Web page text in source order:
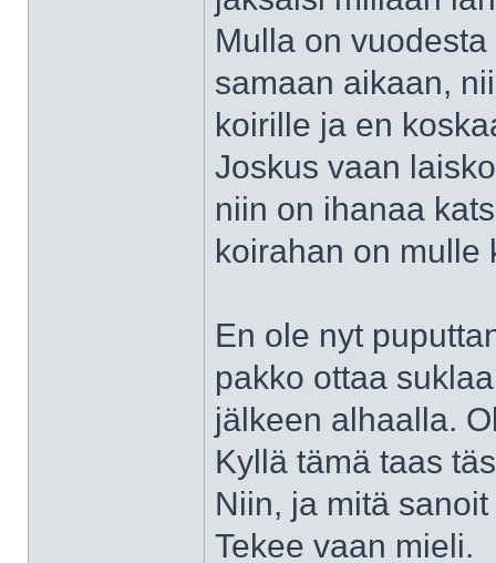
Mulla on
samaan aikaan,
koirille ja en
Joskus vaan
niin on ihanaa
koirahan on mulle
En ole nyt
pakko ottaa
jälkeen alhaalla.
Kyllä tämä taas
Niin, ja mitä
Tekee vaan mieli.